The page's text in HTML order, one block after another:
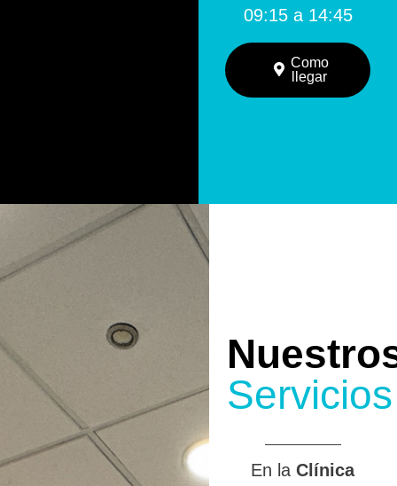
09:15 a 14:45
Como
llegar
Servicios
En laClínica